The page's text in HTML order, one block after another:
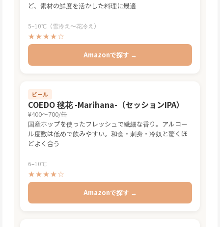
ど、素材の鮮度を活かした料理に最適
5–10℃（雪冷え〜花冷え）
★★★★☆
Amazonで探す →
ビール
COEDO 毬花 -Marihana-（セッションIPA）
¥400〜700/缶
国産ホップを使ったフレッシュで繊細な香り。アルコー
ル度数は低めで飲みやすい。和食・刺身・冷奴と驚くほ
どよく合う
6–10℃
★★★★☆
Amazonで探す →